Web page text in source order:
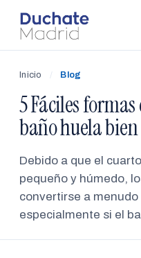
Inicio / Blog
5 Fáciles
baño huela bien
Debido a que el
pequeño y húmedo,
convertirse a
especialmente si el